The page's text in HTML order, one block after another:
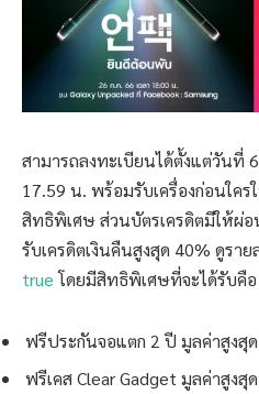
สามารถลงทะเบียนได้ตั้งแต่วันที่
17.59 น. พร้อมรับเครื่องก่อนใค
สิทธิพิเศษ ส่วนบัตรเครดิตมีให้ผ่
รับเครดิตเงินคืนสูงสุด 40% ดูรา
trueโดยมีสิทธิพิเศษที่จะได้รับคือ
ฟรีประกันจอแตก 2 ปี มูลค่าสูงสุ
ฟรีเคส Clear Gadget มูลค่าสูงสุ